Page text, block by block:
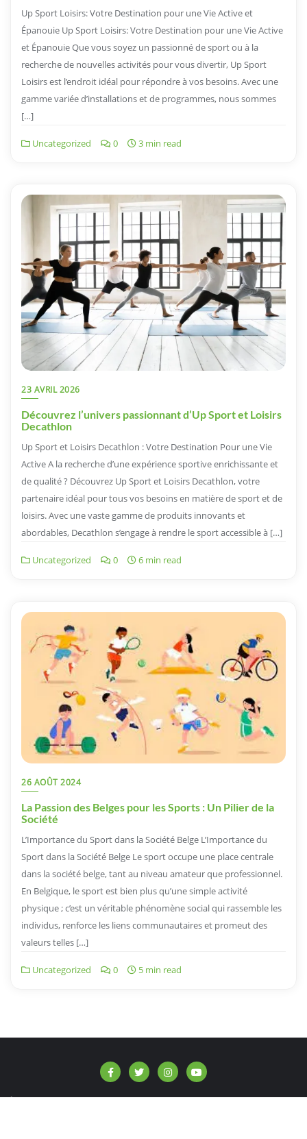
Up Sport Loisirs: Votre Destination pour une Vie Active et
Épanouie Up Sport Loisirs: Votre Destination pour une Vie Active
et Épanouie Que vous soyez un passionné de sport ou à la
recherche de nouvelles activités pour vous divertir, Up Sport
Loisirs est l’endroit idéal pour répondre à vos besoins. Avec une
gamme variée d’installations et de programmes, nous sommes
[…]
Uncategorized 0 3 min read
23 AVRIL 2026
Découvrez l’univers passionnant d’Up Sport et Loisirs
Decathlon
Up Sport et Loisirs Decathlon : Votre Destination Pour une Vie
Active A la recherche d’une expérience sportive enrichissante et
de qualité ? Découvrez Up Sport et Loisirs Decathlon, votre
partenaire idéal pour tous vos besoins en matière de sport et de
loisirs. Avec une vaste gamme de produits innovants et
abordables, Decathlon s’engage à rendre le sport accessible à […]
Uncategorized 0 6 min read
26 AOÛT 2024
La Passion des Belges pour les Sports : Un Pilier de la
Société
L’Importance du Sport dans la Société Belge L’Importance du
Sport dans la Société Belge Le sport occupe une place centrale
dans la société belge, tant au niveau amateur que professionnel.
En Belgique, le sport est bien plus qu’une simple activité
physique ; c’est un véritable phénomène social qui rassemble les
individus, renforce les liens communautaires et promeut des
valeurs telles […]
Uncategorized 0 5 min read
À propos de nous Contact Politique de confidentialité